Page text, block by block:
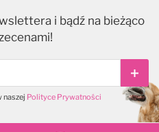
i bądź na bieżąco
naszej Polityce Prywatności